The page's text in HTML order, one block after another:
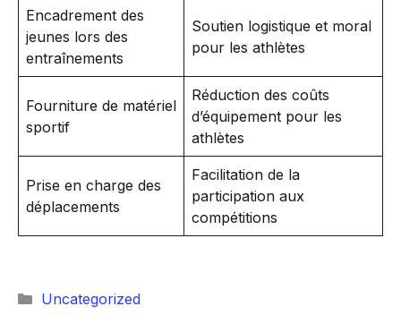
Encadrement des
jeunes lors des
entraînements
Soutien logistique et moral
pour les athlètes
Fourniture de matériel
sportif
Réduction des coûts
d’équipement pour les
athlètes
Prise en charge des
déplacements
Facilitation de la
participation aux
compétitions
Catégories
Uncategorized